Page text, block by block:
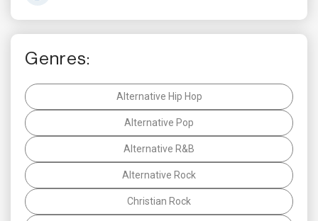
Genres:
Alternative Hip Hop
Alternative Pop
Alternative R&B
Alternative Rock
Christian Rock